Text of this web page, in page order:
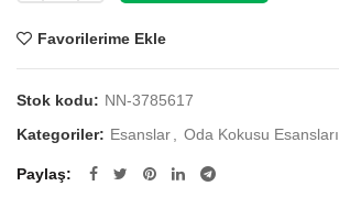
Favorilerime Ekle
Stok kodu: NN-3785617
Kategoriler: Esanslar Oda Kokusu Esansları
Paylaş